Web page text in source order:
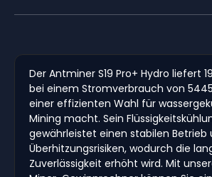
Der Antminer S19 Pro+ Hydro liefert
bei einem Stromverbrauch von
einer effizienten Wahl für
Mining macht. Sein
gewährleistet einen stabilen
Überhitzungsrisiken, wodurch die
Zuverlässigkeit erhöht wird. Mit